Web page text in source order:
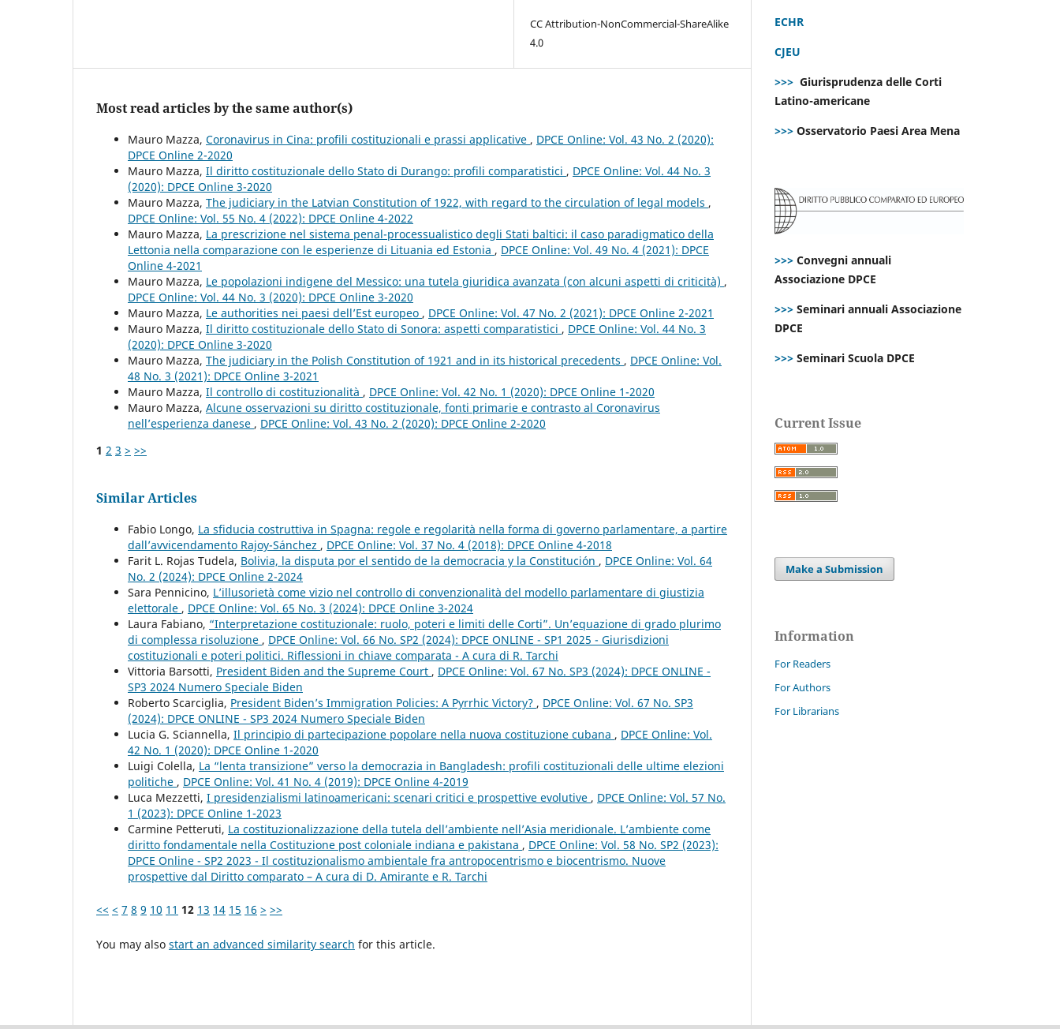
CC Attribution-NonCommercial-ShareAlike
4.0
Most read articles by the same author(s)
Mauro Mazza, Coronavirus in Cina: profili costituzionali e prassi applicative , DPCE Online: Vol. 43 No. 2 (2020):
DPCE Online 2-2020
Mauro Mazza, Il diritto costituzionale dello Stato di Durango: profili comparatistici , DPCE Online: Vol. 44 No. 3
(2020): DPCE Online 3-2020
Mauro Mazza, The judiciary in the Latvian Constitution of 1922, with regard to the circulation of legal models ,
DPCE Online: Vol. 55 No. 4 (2022): DPCE Online 4-2022
Mauro Mazza, La prescrizione nel sistema penal-processualistico degli Stati baltici: il caso paradigmatico della
Lettonia nella comparazione con le esperienze di Lituania ed Estonia , DPCE Online: Vol. 49 No. 4 (2021): DPCE
Online 4-2021
Mauro Mazza, Le popolazioni indigene del Messico: una tutela giuridica avanzata (con alcuni aspetti di criticità) ,
DPCE Online: Vol. 44 No. 3 (2020): DPCE Online 3-2020
Mauro Mazza, Le authorities nei paesi dell’Est europeo , DPCE Online: Vol. 47 No. 2 (2021): DPCE Online 2-2021
Mauro Mazza, Il diritto costituzionale dello Stato di Sonora: aspetti comparatistici , DPCE Online: Vol. 44 No. 3
(2020): DPCE Online 3-2020
Mauro Mazza, The judiciary in the Polish Constitution of 1921 and in its historical precedents , DPCE Online: Vol.
48 No. 3 (2021): DPCE Online 3-2021
Mauro Mazza, Il controllo di costituzionalità , DPCE Online: Vol. 42 No. 1 (2020): DPCE Online 1-2020
Mauro Mazza, Alcune osservazioni su diritto costituzionale, fonti primarie e contrasto al Coronavirus
nell’esperienza danese , DPCE Online: Vol. 43 No. 2 (2020): DPCE Online 2-2020
1 2 3 > >>
Similar Articles
Fabio Longo, La sfiducia costruttiva in Spagna: regole e regolarità nella forma di governo parlamentare, a partire
dall’avvicendamento Rajoy-Sánchez , DPCE Online: Vol. 37 No. 4 (2018): DPCE Online 4-2018
Farit L. Rojas Tudela, Bolivia, la disputa por el sentido de la democracia y la Constitución , DPCE Online: Vol. 64
No. 2 (2024): DPCE Online 2-2024
Sara Pennicino, L’illusorietà come vizio nel controllo di convenzionalità del modello parlamentare di giustizia
elettorale , DPCE Online: Vol. 65 No. 3 (2024): DPCE Online 3-2024
Laura Fabiano, “Interpretazione costituzionale: ruolo, poteri e limiti delle Corti”. Un’equazione di grado plurimo
di complessa risoluzione , DPCE Online: Vol. 66 No. SP2 (2024): DPCE ONLINE - SP1 2025 - Giurisdizioni
costituzionali e poteri politici. Riflessioni in chiave comparata - A cura di R. Tarchi
Vittoria Barsotti, President Biden and the Supreme Court , DPCE Online: Vol. 67 No. SP3 (2024): DPCE ONLINE -
SP3 2024 Numero Speciale Biden
Roberto Scarciglia, President Biden’s Immigration Policies: A Pyrrhic Victory? , DPCE Online: Vol. 67 No. SP3
(2024): DPCE ONLINE - SP3 2024 Numero Speciale Biden
Lucia G. Sciannella, Il principio di partecipazione popolare nella nuova costituzione cubana , DPCE Online: Vol.
42 No. 1 (2020): DPCE Online 1-2020
Luigi Colella, La “lenta transizione” verso la democrazia in Bangladesh: profili costituzionali delle ultime elezioni
politiche , DPCE Online: Vol. 41 No. 4 (2019): DPCE Online 4-2019
Luca Mezzetti, I presidenzialismi latinoamericani: scenari critici e prospettive evolutive , DPCE Online: Vol. 57 No.
1 (2023): DPCE Online 1-2023
Carmine Petteruti, La costituzionalizzazione della tutela dell’ambiente nell’Asia meridionale. L’ambiente come
diritto fondamentale nella Costituzione post coloniale indiana e pakistana , DPCE Online: Vol. 58 No. SP2 (2023):
DPCE Online - SP2 2023 - Il costituzionalismo ambientale fra antropocentrismo e biocentrismo. Nuove
prospettive dal Diritto comparato – A cura di D. Amirante e R. Tarchi
<< < 7 8 9 10 11 12 13 14 15 16 > >>
You may also start an advanced similarity search for this article.
ECHR
CJEU
>>> Giurisprudenza delle Corti
Latino-americane
>>> Osservatorio Paesi Area Mena
>>> Convegni annuali
Associazione DPCE
>>> Seminari annuali Associazione
DPCE
>>> Seminari Scuola DPCE
Current Issue
Make a Submission
Information
For Readers
For Authors
For Librarians